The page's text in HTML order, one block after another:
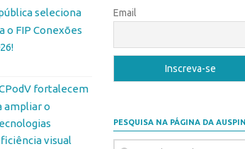
seleciona
o FIP Conexões
fortalecem
ampliar o
visual
Email
PESQUISA NA PÁGINA DA AUSPIN